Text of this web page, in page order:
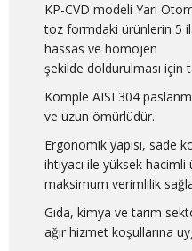
KP-CVD modeli Yarı
toz formdaki ürünlerin 5
hassas ve homojen
şekilde doldurulması için
Komple AISI 304
ve uzun ömürlüdür.
Ergonomik yapısı, sade
ihtiyacı ile yüksek hacimli
maksimum verimlilik
Gıda, kimya ve tarım
ağır hizmet koşullarına